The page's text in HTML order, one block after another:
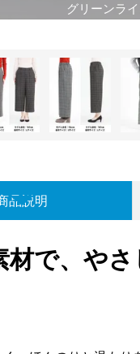
グリーンラ
品説明
材で、や